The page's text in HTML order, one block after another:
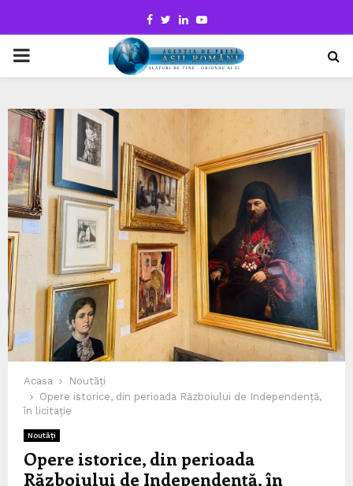
Facebook
TwitterLinkedinYoutube
PRIMARY
Acasa
Noutăți
Opere istorice, din perioada Războiului de Independență,
în licitație
Noutăți
Opere istorice, din perioada
Războiului de Independență, în